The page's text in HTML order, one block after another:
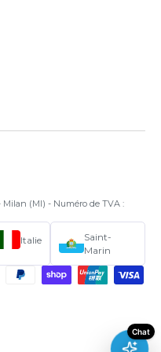
Milan (MI) - Numéro de TVA :
Italie
Saint-
Marin